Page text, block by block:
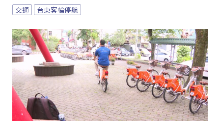
交通 台東客輪停航